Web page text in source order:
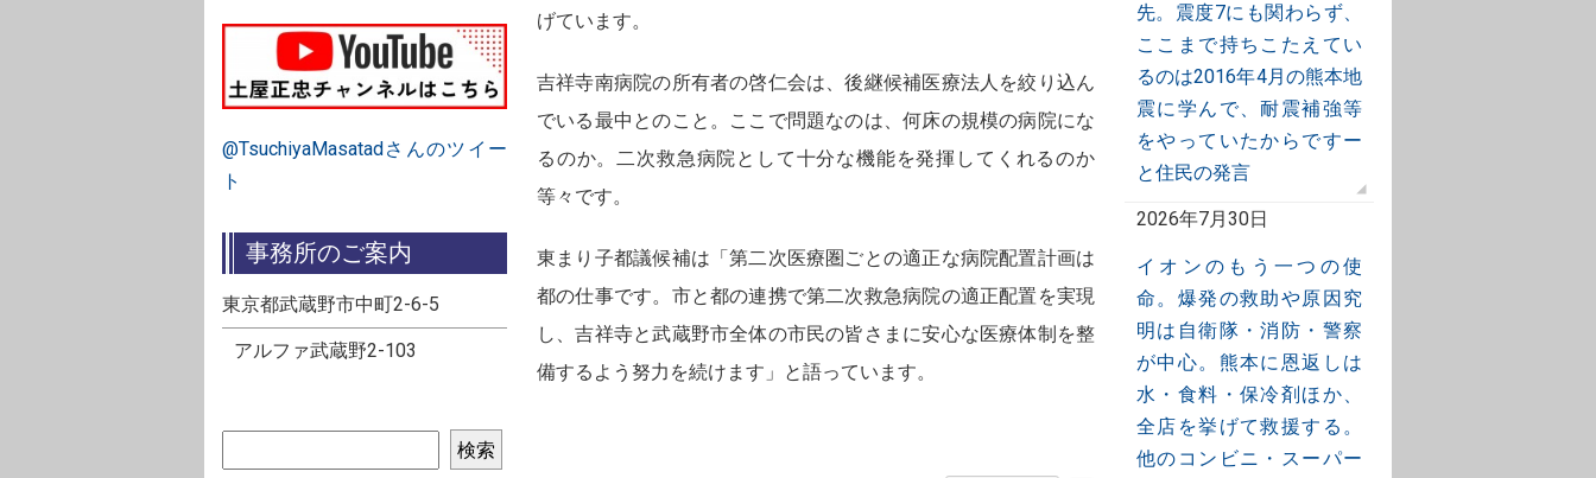
@TsuchiyaMasatadさんのツイー
ト
事務所のご案内
東京都武蔵野市中町2-6-5
アルファ武蔵野2-103
げています。
吉祥寺南病院の所有者の啓仁会は、後継候補医療法人を絞り込ん
でいる最中とのこと。ここで問題なのは、何床の規模の病院にな
るのか。二次救急病院として十分な機能を発揮してくれるのか
等々です。
東まり子都議候補は「第二次医療圏ごとの適正な病院配置計画は
都の仕事です。市と都の連携で第二次救急病院の適正配置を実現
し、吉祥寺と武蔵野市全体の市民の皆さまに安心な医療体制を整
備するよう努力を続けます」と語っています。
先。震度7にも関わらず、
ここまで持ちこたえてい
るのは2016年4月の熊本地
震に学んで、耐震補強等
をやっていたからですー
と住民の発言
2026年7月30日
イオンのもう一つの使
命。爆発の救助や原因究
明は自衛隊・消防・警察
が中心。熊本に恩返しは
水・食料・保冷剤ほか、
全店を挙げて救援する。
他のコンビニ・スーパー